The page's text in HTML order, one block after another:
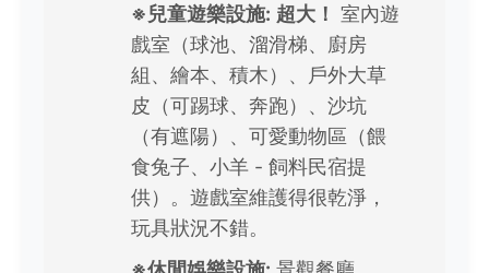
※兒童遊樂設施: 超大！ 室內遊
戲室（球池、溜滑梯、廚房
組、繪本、積木）、戶外大草
皮（可踢球、奔跑）、沙坑
（有遮陽）、可愛動物區（餵
食兔子、小羊 - 飼料民宿提
供）。遊戲室維護得很乾淨，
玩具狀況不錯。